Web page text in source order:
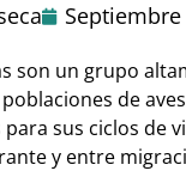
Septiembre
son un grupo
de
sus ciclos de
y entre